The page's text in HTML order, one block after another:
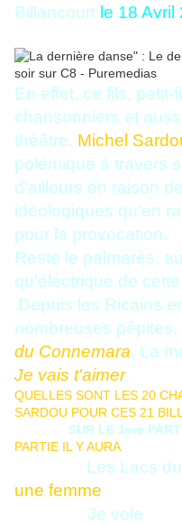
Billancourt le 18 Avril
En effet, ce fils, petit-
chansonniers et
théâtre. Michel
polémique à travers
d'ailleurs en raison
idéologiques qu'en
pour la provocation.
Reste le palmarès,
qu'électrique de
Depuis les Ricains
nombreuses
du Connemara, La
Je vais t'aimer.
QUELLES SONT LES 20
SARDOU POUR CES 21
SUR LE 1ere
PARTIE IL Y AURA
Les Lacs
une femme
Je vole